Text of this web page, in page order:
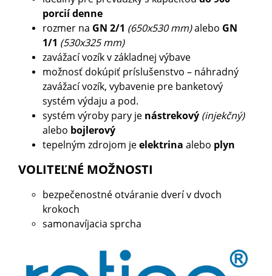
porcií denne
rozmer na GN 2/1 (650x530 mm)alebo GN
1/1 (530x325 mm)
zavážací vozík v základnej výbave
možnosť dokúpiť príslušenstvo – náhradný
zavážací vozík, vybavenie pre banketový
systém výdaju a pod.
systém výroby pary je nástrekový (injekčný)
alebo bojlerový
tepelným zdrojom jeelektrina alebo plyn
VOLITEĽNÉ MOŽNOSTI
bezpečenostné otváranie dverí v dvoch
krokoch
samonavíjacia sprcha